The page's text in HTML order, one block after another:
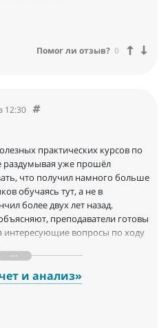
Помог ли отзыв? 0
12:30
практических курсов по
раздумывая уже прошёл
что получил намного больше
обучаясь тут, а не в
более двух лет назад.
преподаватели готовы
интересующие вопросы по ходу
и анализ»